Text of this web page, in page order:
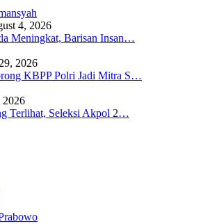
4, 2026
Meningkat, Barisan Insan…
2026
KBPP Polri Jadi Mitra S…
2026
Terlihat, Seleksi Akpol 2…